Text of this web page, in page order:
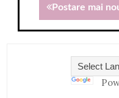
Postare mai